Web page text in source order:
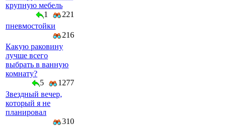
крупную мебель
1
221
пневмостойки
216
Какую раковину
лучше всего
выбрать в ванную
комнату?
5
1277
Звездный вечер,
который я не
планировал
310